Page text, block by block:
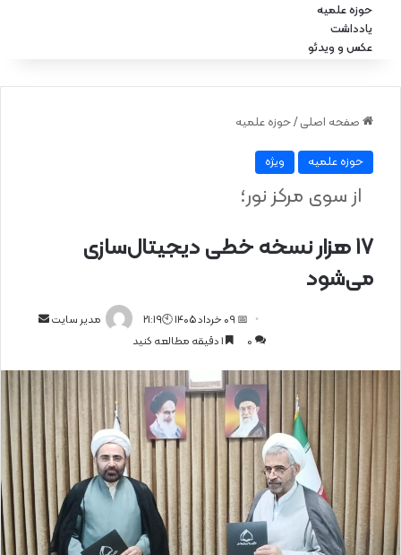
حوزه علمیه
یادداشت
عکس و ویدئو
صفحه اصلی /حوزه علمیه
حوزه علمیه ویژه
۱۷ هزار نسخه خطی دیجیتال‌سازی
می‌شود
از سوی مرکز نور؛
مدیر سایت
ل
ی
م
ی
ل
📅 09 خرداد 1405 🕙21:19
0